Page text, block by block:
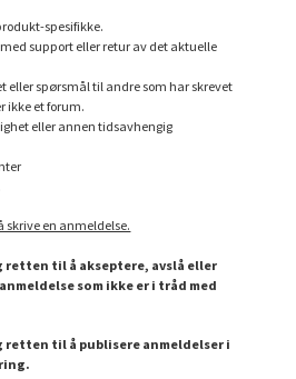
spesifikke.
support eller retur av det aktuelle
eller spørsmål til andre som har skrevet
ikke et forum.
eller annen tidsavhengig
skrive en anmeldelse.
retten til å akseptere, avslå eller
som ikke er i tråd med
retten til å publisere anmeldelser i